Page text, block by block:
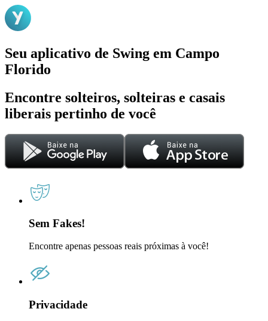
Seu aplicativo de Swing em Campo
Florido
Encontre solteiros, solteiras e casais
liberais pertinho de você
Sem Fakes!
Encontre apenas pessoas reais próximas à você!
Privacidade